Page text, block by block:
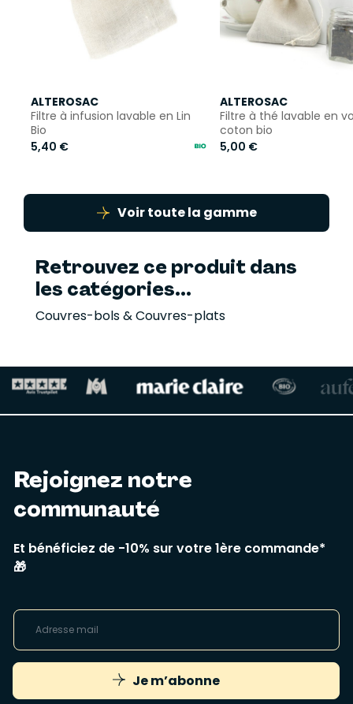
ALTEROSAC
Filtre à infusion lavable en Lin
Bio
5,40 €
ALTEROSAC
Filtre à thé lavable en
coton bio
5,00 €
Voir toute la gamme
Retrouvez ce produit dans
les catégories...
Couvres-bols & Couvres-plats
Rejoignez notre
communauté
Et bénéficiez de -10% sur votre 1ère commande*
🎁
Je m’abonne